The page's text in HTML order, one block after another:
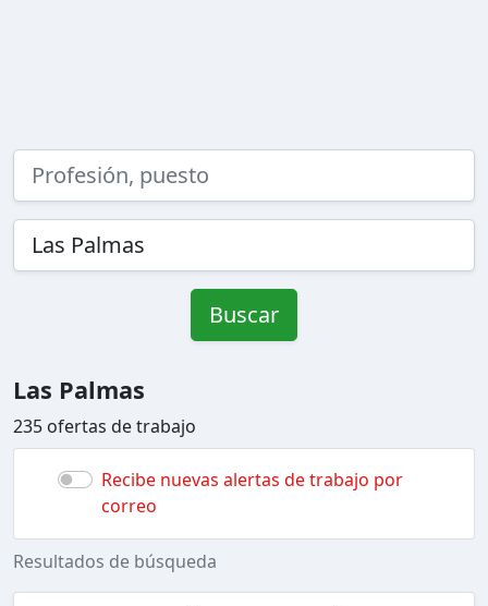
Buscar
Las Palmas
235 ofertas de trabajo
Recibe nuevas alertas de trabajo por
correo
Resultados de búsqueda